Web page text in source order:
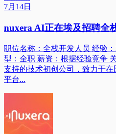
7月14日
nuxera AI正在埃及招聘全
职位名称：全栈开发人员 经验
型：全职 薪资：根据经验竞争
支持的技术初创公司，致力于
平台...